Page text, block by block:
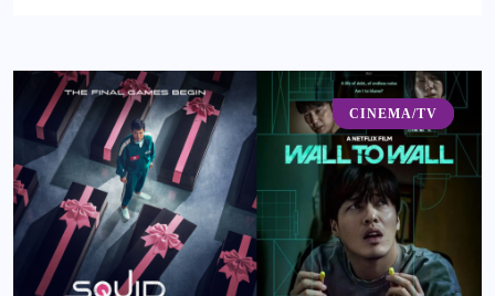
BLOG
CINEMA/TV